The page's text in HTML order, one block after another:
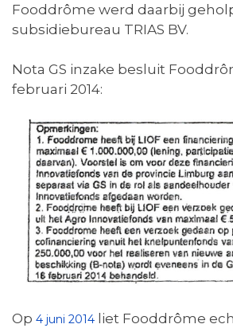
Fooddrôme werd daarbij
subsidiebureau TRIAS BV.
Nota GS inzake besluit
februari 2014:
Op 4 juni 2014 liet Fooddrôme